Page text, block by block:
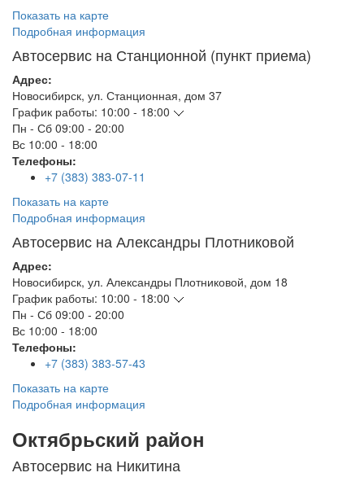
Показать на карте
Подробная информация
Автосервис на Станционной (пункт приема)
Адрес:
Новосибирск, ул. Станционная, дом 37
График работы: 10:00 - 18:00
Пн - Сб 09:00 - 20:00
Вс 10:00 - 18:00
Телефоны:
+7 (383) 383-07-11
Показать на карте
Подробная информация
Автосервис на Александры Плотниковой
Адрес:
Новосибирск, ул. Александры Плотниковой, дом 18
График работы: 10:00 - 18:00
Пн - Сб 09:00 - 20:00
Вс 10:00 - 18:00
Телефоны:
+7 (383) 383-57-43
Показать на карте
Подробная информация
Октябрьский район
Автосервис на Никитина